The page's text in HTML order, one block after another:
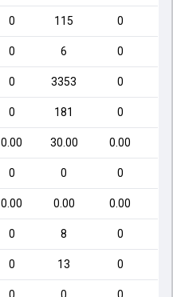
0 115 0
0 6 0
0 3353 0
0 181 0
0.00 30.00 0.00
0 0 0
0.00 0.00 0.00
0 8 0
0 13 0